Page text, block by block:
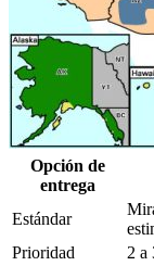
Opción de
entrega
Estándar
Prioridad
2 a